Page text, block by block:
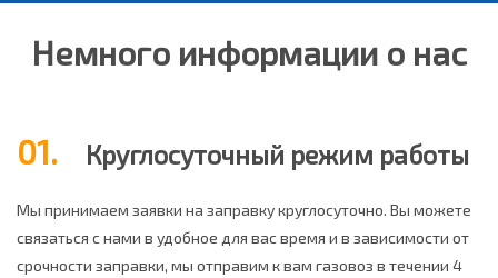
Немного информации о нас
01. Круглосуточный режим работы
Мы принимаем заявки на заправку круглосуточно. Вы можете
связаться с нами в удобное для вас время и в зависимости от
срочности заправки, мы отправим к вам газовоз в течении 4